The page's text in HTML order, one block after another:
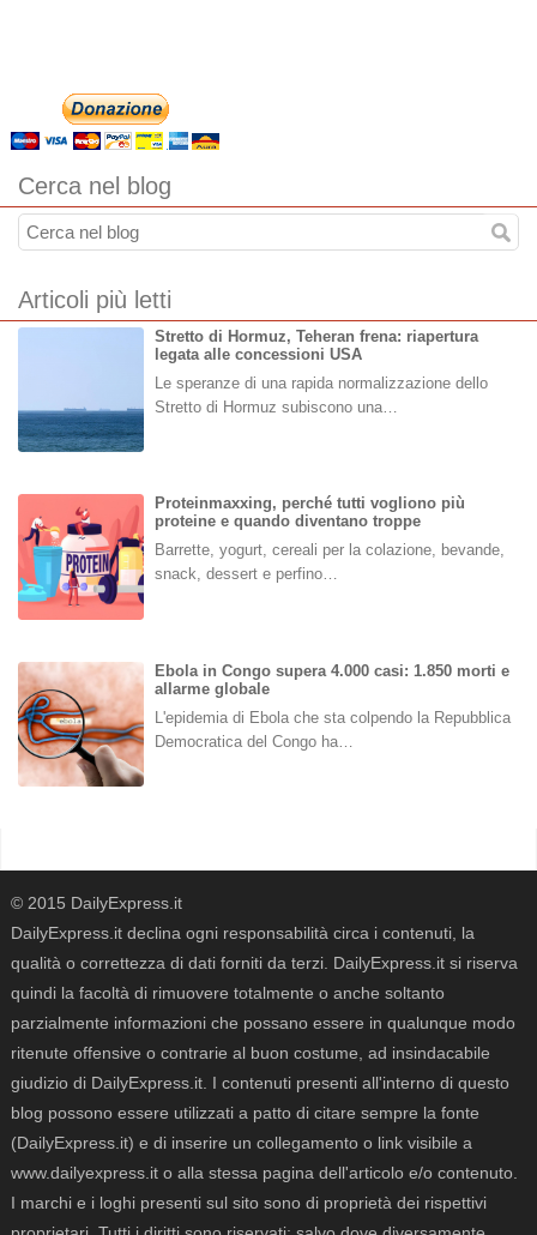
Cerca nel blog
Articoli più letti
Stretto di Hormuz, Teheran frena: riapertura
legata alle concessioni USA
Le speranze di una rapida normalizzazione dello
Stretto di Hormuz subiscono una…
Proteinmaxxing, perché tutti vogliono più
proteine e quando diventano troppe
Barrette, yogurt, cereali per la colazione, bevande,
snack, dessert e perfino…
Ebola in Congo supera 4.000 casi: 1.850 morti e
allarme globale
L'epidemia di Ebola che sta colpendo la Repubblica
Democratica del Congo ha…
© 2015 DailyExpress.it
DailyExpress.it declina ogni responsabilità circa i contenuti, la
qualità o correttezza di dati forniti da terzi. DailyExpress.it si riserva
quindi la facoltà di rimuovere totalmente o anche soltanto
parzialmente informazioni che possano essere in qualunque modo
ritenute offensive o contrarie al buon costume, ad insindacabile
giudizio di DailyExpress.it. I contenuti presenti all'interno di questo
blog possono essere utilizzati a patto di citare sempre la fonte
(DailyExpress.it) e di inserire un collegamento o link visibile a
www.dailyexpress.it o alla stessa pagina dell'articolo e/o contenuto.
I marchi e i loghi presenti sul sito sono di proprietà dei rispettivi